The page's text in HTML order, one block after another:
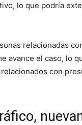
lo que podría
relacionadas
avance el caso, lo
con